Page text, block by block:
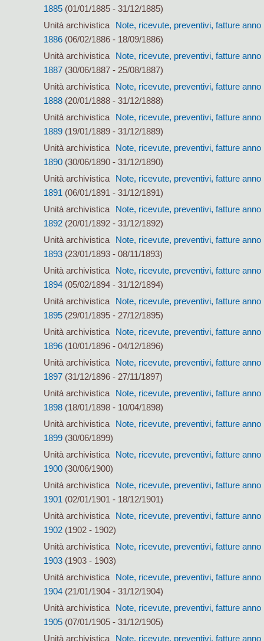
1885 (01/01/1885 - 31/12/1885)
Unità archivistica
Note, ricevute, preventivi, fatture anno
1886 (06/02/1886 - 18/09/1886)
Unità archivistica
Note, ricevute, preventivi, fatture anno
1887 (30/06/1887 - 25/08/1887)
Unità archivistica
Note, ricevute, preventivi, fatture anno
1888 (20/01/1888 - 31/12/1888)
Unità archivistica
Note, ricevute, preventivi, fatture anno
1889 (19/01/1889 - 31/12/1889)
Unità archivistica
Note, ricevute, preventivi, fatture anno
1890 (30/06/1890 - 31/12/1890)
Unità archivistica
Note, ricevute, preventivi, fatture anno
1891 (06/01/1891 - 31/12/1891)
Unità archivistica
Note, ricevute, preventivi, fatture anno
1892 (20/01/1892 - 31/12/1892)
Unità archivistica
Note, ricevute, preventivi, fatture anno
1893 (23/01/1893 - 08/11/1893)
Unità archivistica
Note, ricevute, preventivi, fatture anno
1894 (05/02/1894 - 31/12/1894)
Unità archivistica
Note, ricevute, preventivi, fatture anno
1895 (29/01/1895 - 27/12/1895)
Unità archivistica
Note, ricevute, preventivi, fatture anno
1896 (10/01/1896 - 04/12/1896)
Unità archivistica
Note, ricevute, preventivi, fatture anno
1897 (31/12/1896 - 27/11/1897)
Unità archivistica
Note, ricevute, preventivi, fatture anno
1898 (18/01/1898 - 10/04/1898)
Unità archivistica
Note, ricevute, preventivi, fatture anno
1899 (30/06/1899)
Unità archivistica
Note, ricevute, preventivi, fatture anno
1900 (30/06/1900)
Unità archivistica
Note, ricevute, preventivi, fatture anno
1901 (02/01/1901 - 18/12/1901)
Unità archivistica
Note, ricevute, preventivi, fatture anno
1902 (1902 - 1902)
Unità archivistica
Note, ricevute, preventivi, fatture anno
1903 (1903 - 1903)
Unità archivistica
Note, ricevute, preventivi, fatture anno
1904 (21/01/1904 - 31/12/1904)
Unità archivistica
Note, ricevute, preventivi, fatture anno
1905 (07/01/1905 - 31/12/1905)
Unità archivistica
Note, ricevute, preventivi, fatture anno